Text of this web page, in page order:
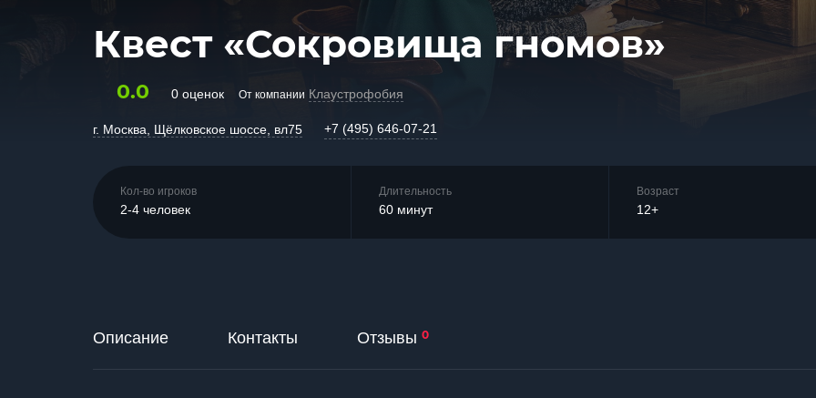
Квест «Сокровища гномов»
0.0 0 оценок От компании Клаустрофобия
г. Москва, Щёлковское шоссе, вл75 +7 (495) 646-07-21
Кол-во игроков
2-4 человек
Длительность
60 минут
Возраст
12+
Описание Контакты Отзывы 0